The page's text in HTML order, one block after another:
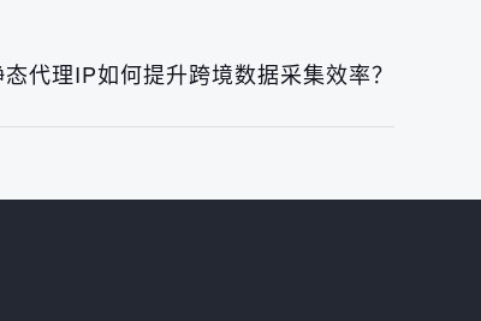
代理IP如何提升跨境数据采集效率？